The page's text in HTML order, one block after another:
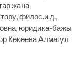
жана
филос.и.д.,
юридика-бажы
Көкөева Алмагүл